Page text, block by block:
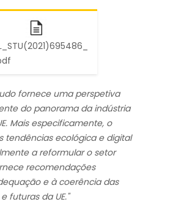
fornece uma perspetiva
do panorama da indústria
Mais especificamente, o
tendências ecológica e digital
a reformular o setor
recomendações
e à coerência das
futuras da UE."